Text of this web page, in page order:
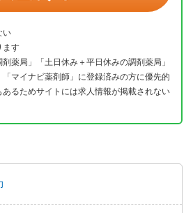
い
ます
剤薬局」「土日休み＋平日休みの調剤薬局」
マイナビ薬剤師」に登録済みの方に優先的
るためサイトには求人情報が掲載されない